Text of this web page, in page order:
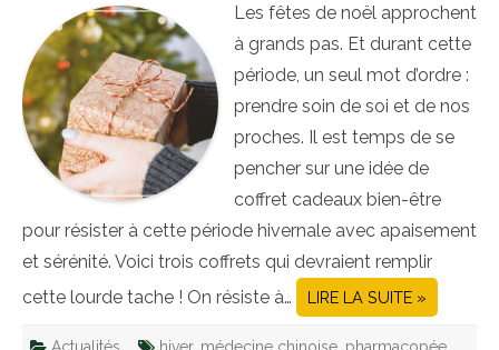
Les fêtes de noël approchent
à grands pas. Et durant cette
période, un seul mot d’ordre :
prendre soin de soi et de nos
proches. Il est temps de se
pencher sur une idée de
coffret cadeaux bien-être
pour résister à cette période hivernale avec apaisement
et sérénité. Voici trois coffrets qui devraient remplir
cette lourde tache ! On résiste à…
LIRE LA SUITE »
Actualités hiver, médecine chinoise pharmacopée